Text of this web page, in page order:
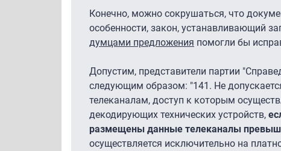
Конечно, можно сокрушаться, что
особенности, закон, устанавливающий
думцами предложения помогли бы
Допустим, представители партии
следующим образом: "141. Не
телеканалам, доступ к которым
декодирующих технических устройств,
размещены данные телеканалы
осуществляется исключительно на